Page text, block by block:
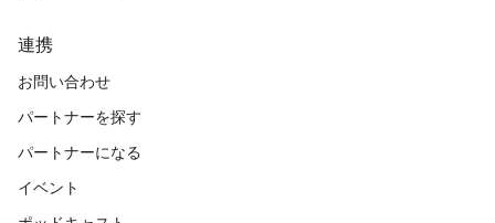
連携
お問い合わせ
パートナーを探す
パートナーになる
イベント